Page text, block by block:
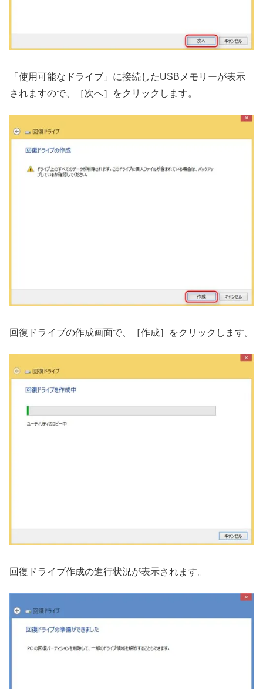
「使用可能なドライブ」に接続したUSBメモリーが表示
されますので、［次へ］をクリックします。
回復ドライブの作成画面で、［作成］をクリックします。
回復ドライブ作成の進行状況が表示されます。